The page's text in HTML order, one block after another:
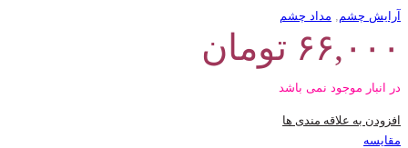
آرایش چشم مداد چشم
۶۶,۰۰۰ تومان
در انبار موجود نمی باشد
افزودن به علاقه مندی ها
مقایسه